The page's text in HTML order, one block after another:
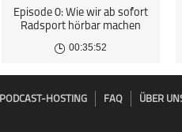
Episode 0: Wie wir ab sofort
Radsport hörbar machen
00:35:52
HOSTING FAQ
ÜBER